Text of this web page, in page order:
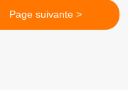
Page suivante >